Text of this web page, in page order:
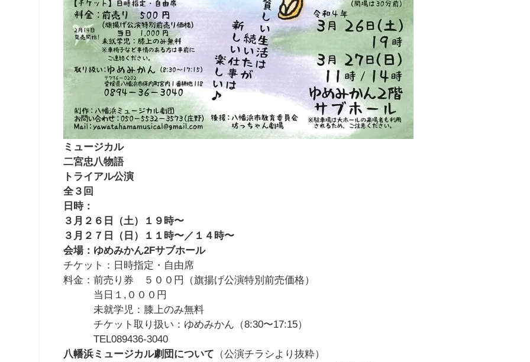
ミュージカル
二宮忠八物語
トライアル公演
全３回
日時：
３月２６日（土）１９時〜
３月２７日（日）１１時〜／１４時〜
会場：ゆめみかん2Fサブホール
チケット：日時指定・自由席
料金：前売り券 ５００円（旗揚げ公演特別前売価格）
当日１,０００円
未就学児：膝上のみ無料
チケット取り扱い：ゆめみかん（8:30〜17:15）
TEL089436-3040
八幡浜ミュージカル劇団について （公演チラシより抜粋）